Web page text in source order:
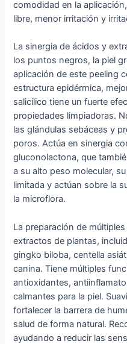
comodidad en la
libre, menor irritación y
La sinergia de ácidos y
los puntos negros, la piel
aplicación de este peeling
estructura epidérmica,
salicílico tiene un fuerte
propiedades limpiadoras.
las glándulas sebáceas y
poros. Actúa en sinergia
gluconolactona, que
a su alto peso molecular,
limitada y actúan sobre la
la microflora.
La preparación de
extractos de plantas,
gingko biloba, centella
canina. Tiene múltiples
antioxidantes,
calmantes para la piel.
fortalecer la barrera de
salud de forma natural.
ayudando a reducir las